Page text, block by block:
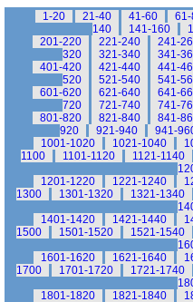
1-20 21-40 41-60 61-
140
141-160
201-220
221-240 241-
320
321-340 341-
401-420
421-440 441-
520
521-540 541-
601-620
621-640 641-
720
721-740 741-
801-820
821-840 841-
920
921-940 941-
1001-1020
1021-1040
1100
1101-1120 1121-1140
1201-1220
1221-1240
1300
1301-1320 1321-1340
1401-1420
1421-1440
1500
1501-1520 1521-1540
1601-1620
1621-1640
1700
1701-1720 1721-1740
1801-1820
1821-1840